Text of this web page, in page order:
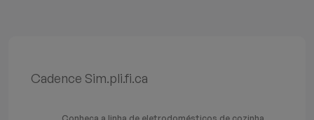
Cadence Sim.pli.fi.ca